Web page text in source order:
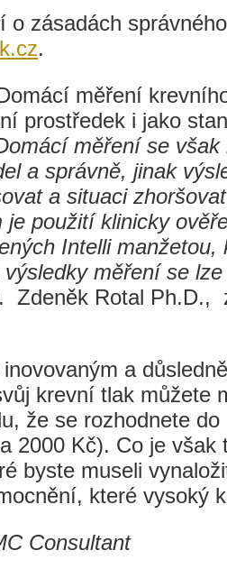
o zásadách
.
měření
prostředek i jako
měření se
a správně, jinak
a situaci
je použití klinicky
Intelli
měření se lze
Zdeněk Rotal Ph.D.,
a
krevní tlak můžete
že se rozhodnete
2000 Kč). Co je
byste museli
které vysoký
Consultant